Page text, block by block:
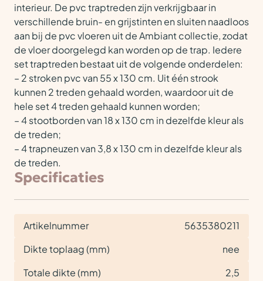
interieur. De pvc traptreden zijn verkrijgbaar in
verschillende bruin- en grijstinten en sluiten naadloos
aan bij de pvc vloeren uit de Ambiant collectie, zodat
de vloer doorgelegd kan worden op de trap. Iedere
set traptreden bestaat uit de volgende onderdelen:
– 2 stroken pvc van 55 x 130 cm. Uit één strook
kunnen 2 treden gehaald worden, waardoor uit de
hele set 4 treden gehaald kunnen worden;
– 4 stootborden van 18 x 130 cm in dezelfde kleur als
de treden;
– 4 trapneuzen van 3,8 x 130 cm in dezelfde kleur als
de treden.
Specificaties
Artikelnummer
5635380211
Dikte toplaag (mm)
nee
Totale dikte (mm)
2,5